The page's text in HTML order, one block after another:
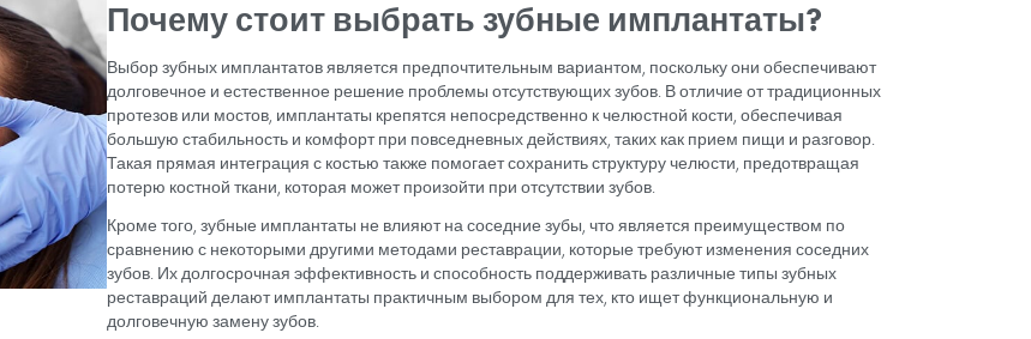
отсутствующего зуба.
можно изготовить фиксированные или съемные протезы
протезы крепятся к имплантатам с помощью
функциональными, чем съемные протезы.
при использовании имплантатов в лечении дефектов в
вид которых необходимо исправить.
привести к рассасыванию челюстной кости. Если
кости, перед началом лечения с помощью имплантатов
съемные протезы, имплантаты могут стать
Поэтому имплантаты могут быть идеальным